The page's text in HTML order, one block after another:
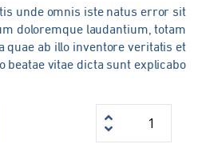
unde omnis iste natus error
doloremque laudantium,
quae ab illo inventore veritatis
beatae vitae dicta sunt